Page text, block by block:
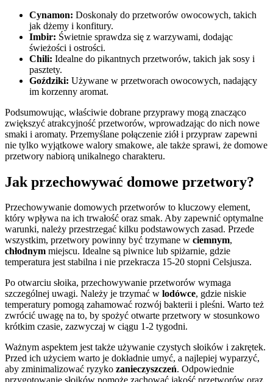
Cynamon: Doskonały do przetworów owocowych, takich
jak dżemy i konfitury.
Imbir: Świetnie sprawdza się z warzywami, dodając
świeżości i ostrości.
Chili: Idealne do pikantnych przetworów, takich jak sosy i
pasztety.
Goździki: Używane w przetworach owocowych, nadający
im korzenny aromat.
Podsumowując, właściwie dobrane przyprawy mogą znacząco
zwiększyć atrakcyjność przetworów, wprowadzając do nich nowe
smaki i aromaty. Przemyślane połączenie ziół i przypraw zapewni
nie tylko wyjątkowe walory smakowe, ale także sprawi, że domowe
przetwory nabiorą unikalnego charakteru.
Jak przechowywać domowe przetwory?
Przechowywanie domowych przetworów to kluczowy element,
który wpływa na ich trwałość oraz smak. Aby zapewnić optymalne
warunki, należy przestrzegać kilku podstawowych zasad. Przede
wszystkim, przetwory powinny być trzymane w ciemnym,
chłodnym miejscu. Idealne są piwnice lub spiżarnie, gdzie
temperatura jest stabilna i nie przekracza 15-20 stopni Celsjusza.
Po otwarciu słoika, przechowywanie przetworów wymaga
szczególnej uwagi. Należy je trzymać w lodówce, gdzie niskie
temperatury pomogą zahamować rozwój bakterii i pleśni. Warto też
zwrócić uwagę na to, by spożyć otwarte przetwory w stosunkowo
krótkim czasie, zazwyczaj w ciągu 1-2 tygodni.
Ważnym aspektem jest także używanie czystych słoików i zakrętek.
Przed ich użyciem warto je dokładnie umyć, a najlepiej wyparzyć,
aby zminimalizować ryzyko zanieczyszczeń. Odpowiednie